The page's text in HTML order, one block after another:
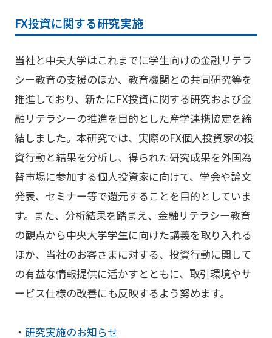
FX投資に関する研究実施
当社と中央大学はこれまでに学生向けの金融リテラ
シー教育の支援のほか、教育機関との共同研究等を
推進しており、新たにFX投資に関する研究および金
融リテラシーの推進を目的とした産学連携協定を締
結しました。本研究では、実際のFX個人投資家の投
資行動と結果を分析し、得られた研究成果を外国為
替市場に参加する個人投資家に向けて、学会や論文
発表、セミナー等で還元することを目的としていま
す。また、分析結果を踏まえ、金融リテラシー教育
の観点から中央大学学生に向けた講義を取り入れる
ほか、 当社のお客さまに対する、投資行動に関して
の有益な情報提供に活かすとともに、取引環境やサ
ービス仕様の改善にも反映するよう努めます。
・ 研究実施のお知らせ